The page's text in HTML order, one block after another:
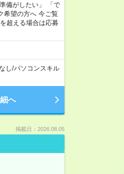
がしたい」 「で
希望の方へ 今ご覧
超える場合は応募
し/パソコンスキル
へ
掲載日：2026.08.05